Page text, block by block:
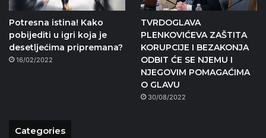
Potresna istina! Kako
pobijediti u igri koja je
desetljećima pripremana?
16/02/2022
TVRDOGLAVA
PLENKOVIĆEVA ZAŠTITA
KORUPCIJE I BEZAKONJA
ODBIT ĆE SE NJEMU I
NJEGOVIM POMAGAĆIMA
O GLAVU
30/08/2022
Categories